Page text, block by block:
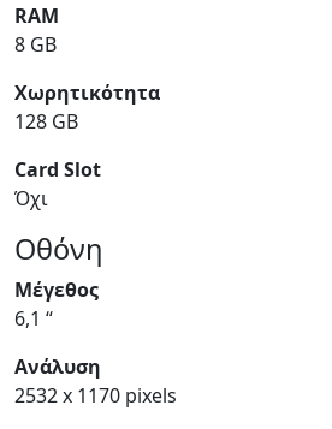
RAM
8 GB
Χωρητικότητα
128 GB
Card Slot
Όχι
Οθόνη
Μέγεθος
6,1 “
Ανάλυση
2532 x 1170 pixels